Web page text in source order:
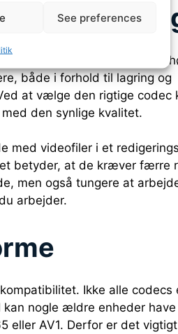
See preferences
i
især hvis optagelserne er i
både i forhold til lagring og
at vælge den rigtige codec
den synlige kvalitet.
med videofiler i et
betyder, at de kræver færre
men også tungere at
arbejder.
Ikke alle codecs
nogle ældre enheder
eller AV1. Derfor er det